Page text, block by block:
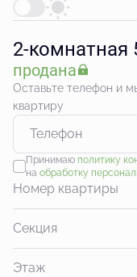
2-комнатная
продана
Оставьте телефон и
квартиру
Принимаю политику
на обработку
Номер квартиры
Секция
Этаж